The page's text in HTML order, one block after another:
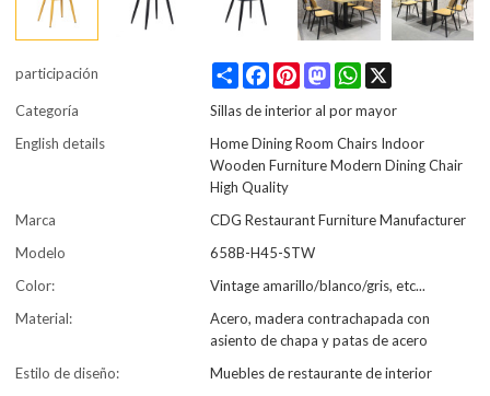
participación Share FacebookPinterestMastodonWhatsApp
Categoría
Sillas de interior al por mayor
English details
Home Dining Room Chairs Indoor
Wooden Furniture Modern Dining Chair
High Quality
Marca
CDG Restaurant Furniture Manufacturer
Modelo
658B-H45-STW
Color:
Vintage amarillo/blanco/gris, etc...
Material:
Acero, madera contrachapada con
asiento de chapa y patas de acero
Estilo de diseño:
Muebles de restaurante de interior